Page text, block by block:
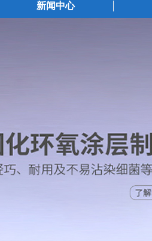
新闻中心